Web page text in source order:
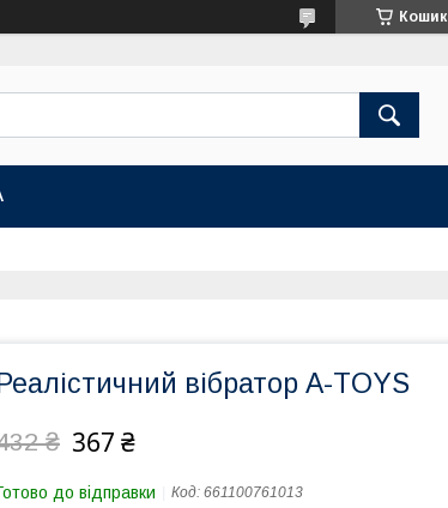
Кошик
вібратор A-TOYS
₴ 367 ₴
до відправки Код: 661100761013